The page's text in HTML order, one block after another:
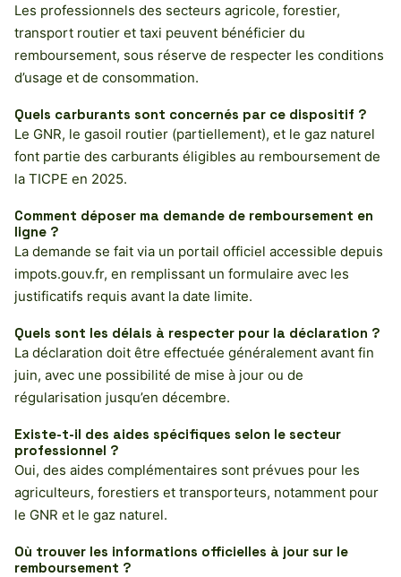
Les professionnels des secteurs agricole, forestier,
transport routier et taxi peuvent bénéficier du
remboursement, sous réserve de respecter les conditions
d’usage et de consommation.
Quels carburants sont concernés par ce dispositif ?
Le GNR, le gasoil routier (partiellement), et le gaz naturel
font partie des carburants éligibles au remboursement de
la TICPE en 2025.
Comment déposer ma demande de remboursement en
ligne ?
La demande se fait via un portail officiel accessible depuis
impots.gouv.fr, en remplissant un formulaire avec les
justificatifs requis avant la date limite.
Quels sont les délais à respecter pour la déclaration ?
La déclaration doit être effectuée généralement avant fin
juin, avec une possibilité de mise à jour ou de
régularisation jusqu’en décembre.
Existe-t-il des aides spécifiques selon le secteur
professionnel ?
Oui, des aides complémentaires sont prévues pour les
agriculteurs, forestiers et transporteurs, notamment pour
le GNR et le gaz naturel.
Où trouver les informations officielles à jour sur le
remboursement ?